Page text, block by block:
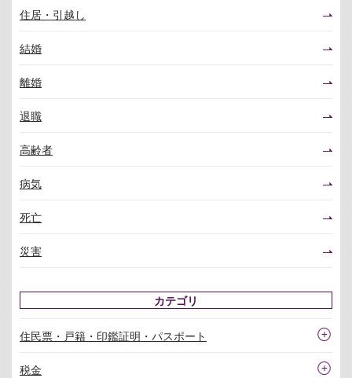
住居・引越し
結婚
離婚
退職
高齢者
病気
死亡
災害
カテゴリ
住民票・戸籍・印鑑証明・パスポート
税金